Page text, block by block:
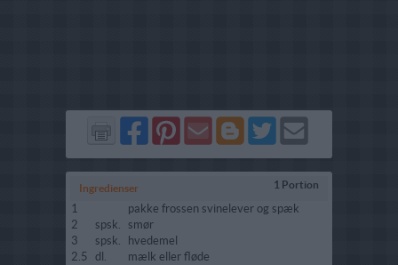
Del
på
Facebook
Del
på
Pinterest
Send
via
GMail
Del
på
Blogger
Del
på
Twitter
Send
Ingredienser 1 Portion
1
pakke frossen svinelever og spæk
2
spsk.
smør
3
spsk.
hvedemel
2.5 dl.
mælk eller fløde